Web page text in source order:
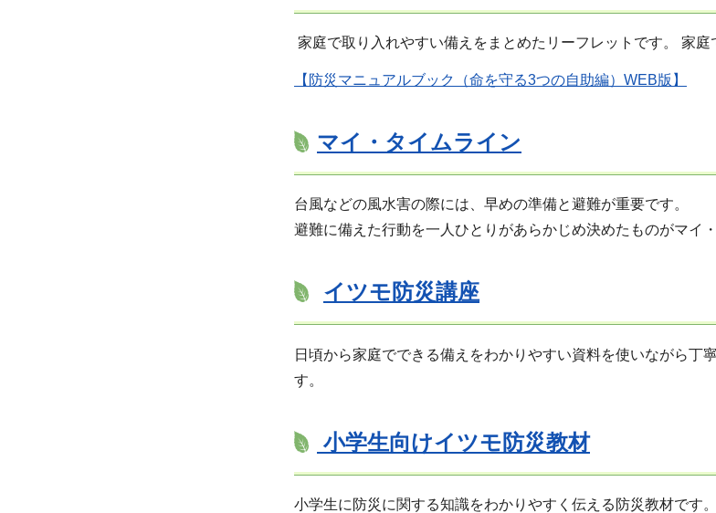
家庭で取り入れやすい備えをまとめたリーフレットです。 家
【防災マニュアルブック（命を守る3つの自助編）WEB版】
マイ・タイムライン
台風などの風水害の際には、早めの準備と避難が重要です。
避難に備えた行動を一人ひとりがあらかじめ決めたものがマイ
イツモ防災講座
日頃から家庭でできる備えをわかりやすい資料を使いながら丁
す。
小学生向けイツモ防災教材
小学生に防災に関する知識をわかりやすく伝える防災教材です